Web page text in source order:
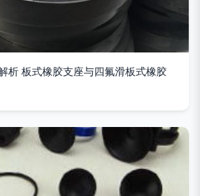
析 板式橡胶支座与四氟滑板式橡胶